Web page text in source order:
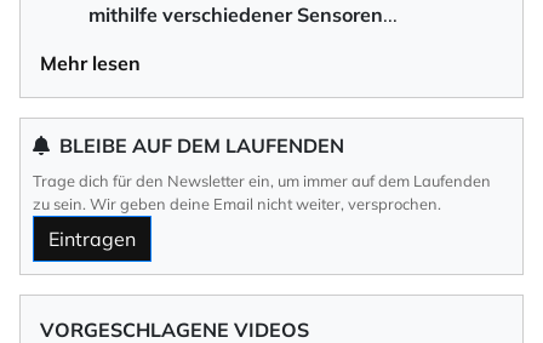
mithilfe verschiedener Sensoren...
Mehr lesen
BLEIBE AUF DEM LAUFENDEN
Trage dich für den Newsletter ein, um immer auf dem Laufenden
zu sein. Wir geben deine Email nicht weiter, versprochen.
Eintragen
VORGESCHLAGENE VIDEOS